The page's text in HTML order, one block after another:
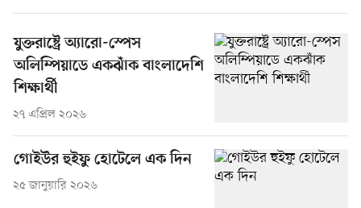
যুক্তরাষ্ট্রে অ্যারো-স্পেস
অলিম্পিয়াডে একঝাঁক বাংলাদেশি
শিক্ষার্থী
২৭ এপ্রিল ২০২৬
গোইউর হুইফু হোটেলে এক দিন
২৫ জানুয়ারি ২০২৬